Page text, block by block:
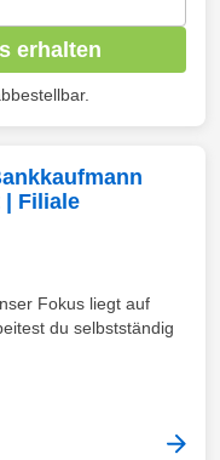
erhalten
| Filiale
Fokus liegt auf
du selbstständig